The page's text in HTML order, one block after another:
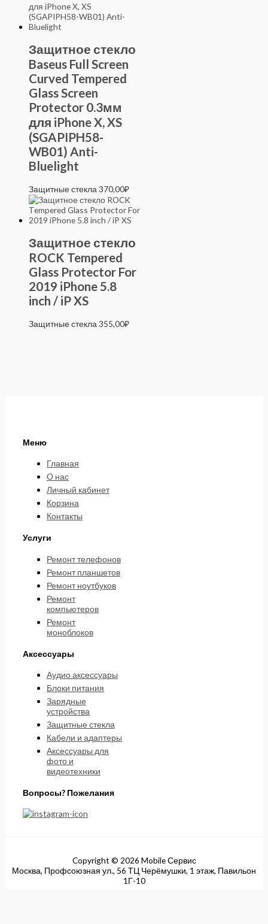
Защитное стекло
Baseus Full Screen
Curved Tempered
Glass Screen
Protector 0.3мм
для iPhone X, XS
(SGAPIPH58-
WB01) Anti-
Bluelight
Защитные стекла 370,00₽
Защитное стекло
ROCK Tempered
Glass Protector For
2019 iPhone 5.8
inch / iP XS
Защитные стекла 355,00₽
Меню
Главная
О нас
Личный кабинет
Корзина
Контакты
Услуги
Ремонт телефонов
Ремонт планшетов
Ремонт ноутбуков
Ремонт
компьютеров
Ремонт
моноблоков
Аксессуары
Аудио аксессуары
Блоки питания
Зарядные
устройства
Защитные стекла
Кабели и адаптеры
Аксессуары для
фото и
видеотехники
Вопросы? Пожелания
Copyright © 2026 Mobile Сервис
Москва, Профсоюзная ул., 56 ТЦ Черёмушки, 1 этаж, Павильон
1Г-10